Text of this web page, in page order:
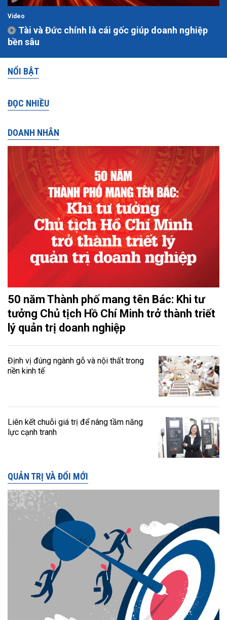
Video
Tài và Đức chính là cái gốc giúp doanh nghiệp
bền sâu
NỔI BẬT
ĐỌC NHIỀU
DOANH NHÂN
50 năm Thành phố mang tên Bác: Khi tư
tưởng Chủ tịch Hồ Chí Minh trở thành triết
lý quản trị doanh nghiệp
Định vị đúng ngành gỗ và nội thất trong
nền kinh tế
Liên kết chuỗi giá trị để nâng tầm năng
lực cạnh tranh
QUẢN TRỊ VÀ ĐỔI MỚI